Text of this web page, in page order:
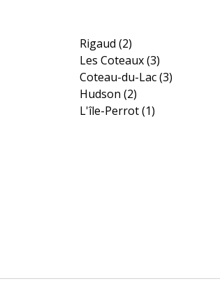
Rigaud(2)
Les Coteaux(3)
Coteau-du-Lac(3)
Hudson(2)
L'île-Perrot(1)